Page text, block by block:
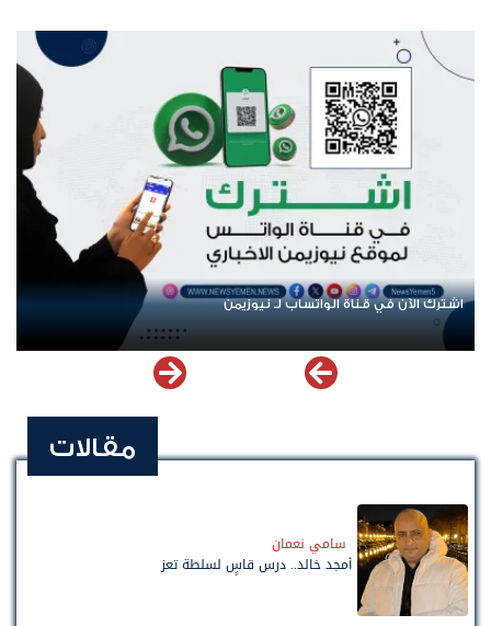
اشترك الآن في قناة الواتساب لـ نيوزيمن
مقالات
سامي نعمان
أمجد خالد.. درس قاسٍ لسلطة تعز